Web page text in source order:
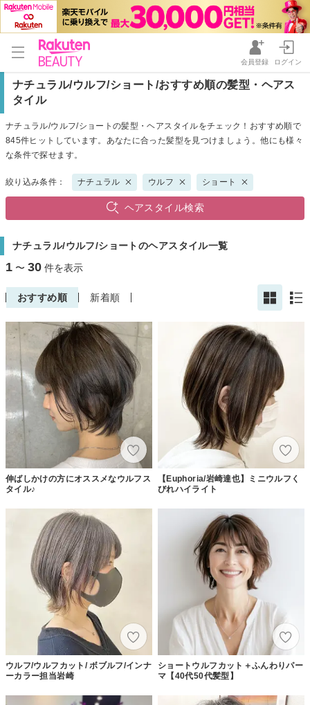
会員登録 ログイン
ナチュラル/ウルフ/ショート/おすすめ順の髪型・ヘアス
タイル
ナチュラル/ウルフ/ショートの髪型・ヘアスタイルをチェック！おすすめ順で
845件ヒットしています。あなたに合った髪型を見つけましょう。他にも様々
な条件で探せます。
絞り込み条件： ナチュラル ウルフ ショート
ヘアスタイル検索
ナチュラル/ウルフ/ショートのヘアスタイル一覧
1 〜 30 件を表示
おすすめ順 新着順
伸ばしかけの方にオススメなウルフス
タイル♪
【Euphoria/岩崎達也】ミニウルフく
びれハイライト
ウルフ/ウルフカット/ ボブルフ/インナ
ーカラー担当岩崎
ショートウルフカット＋ふんわりパー
マ【40代50代髪型】